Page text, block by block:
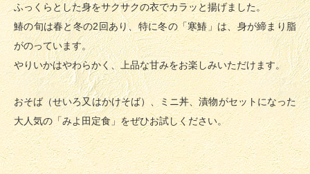
ふっくらとした身をサクサクの衣でカラッと揚げました。
鰆の旬は春と冬の2回あり、特に冬の「寒鰆」は、身が締まり脂
がのっています。
やりいかはやわらかく、上品な甘みをお楽しみいただけます。
おそば（せいろ又はかけそば）、ミニ丼、漬物がセットになった
大人気の「みよ田定食」をぜひお試しください。